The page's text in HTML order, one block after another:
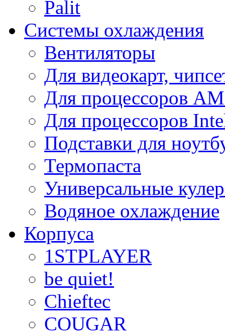
Palit
Системы охлаждения
Вентиляторы
Для видеокарт,
Для процессоров
Для процессоров
Подставки для
Термопаста
Универсальные
Водяное охлаждение
Корпуса
1STPLAYER
be quiet!
Chieftec
COUGAR